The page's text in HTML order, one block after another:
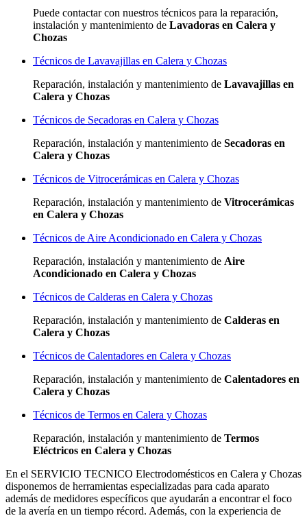
Puede contactar con nuestros técnicos para la reparación,
instalación y mantenimiento de Lavadoras en Calera y
Chozas
Técnicos de Lavavajillas en Calera y Chozas
Reparación, instalación y mantenimiento de Lavavajillas en
Calera y Chozas
Técnicos de Secadoras en Calera y Chozas
Reparación, instalación y mantenimiento de Secadoras en
Calera y Chozas
Técnicos de Vitrocerámicas en Calera y Chozas
Reparación, instalación y mantenimiento de Vitrocerámicas
en Calera y Chozas
Técnicos de Aire Acondicionado en Calera y Chozas
Reparación, instalación y mantenimiento de Aire
Acondicionado en Calera y Chozas
Técnicos de Calderas en Calera y Chozas
Reparación, instalación y mantenimiento de Calderas en
Calera y Chozas
Técnicos de Calentadores en Calera y Chozas
Reparación, instalación y mantenimiento de Calentadores en
Calera y Chozas
Técnicos de Termos en Calera y Chozas
Reparación, instalación y mantenimiento de Termos
Eléctricos en Calera y Chozas
En el SERVICIO TECNICO Electrodomésticos en Calera y Chozas
disponemos de herramientas especializadas para cada aparato
además de medidores específicos que ayudarán a encontrar el foco
de la avería en un tiempo récord. Además, con la experiencia de